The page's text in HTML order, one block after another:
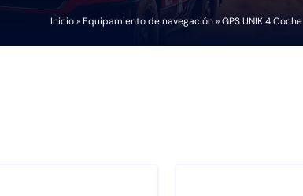
Inicio»Equipamiento de navegación»GPS UNIK 4 Coche